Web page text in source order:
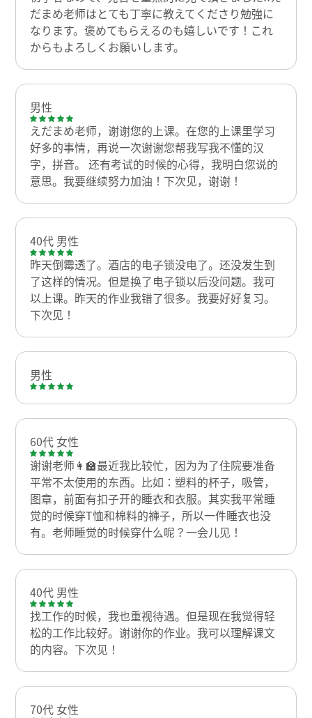
だまめ老师はとても丁寧に教えてくださり勉強に
なります。褒めてもらえるのも嬉しいです！これ
からもよろしくお願いします。
男性
えだまめ老师，谢谢您的上课。在您的上课里学习
好多的事情，再说一次谢谢您帮我写我不懂的汉
字，拼音。 还有考试的时候的心得，我明白您说的
意思。我要继续努力加油！下次见，谢谢！
40代 男性
昨天倒霉透了。酒店的电子锁没电了。还没发生到
了这样的情况。但是换了电子锁以后没问题。我可
以上课。昨天的作业我错了很多。我要好好复习。
下次见！
男性
60代 女性
谢谢老师👩‍🏫最近我比较忙，因为为了住院要准备
平常不太使用的东西。比如：塑料的杯子，吸管，
图章，前面有扣子开的睡衣和衣服。其实我平常睡
觉的时候穿T恤和棉料的褲子，所以一件睡衣也没
有。老师睡觉的时候穿什么呢？一会儿见！
40代 男性
找工作的时候，我也重视待遇。但是现在我觉得轻
松的工作比较好。谢谢你的作业。我可以理解课文
的内容。下次见！
70代 女性